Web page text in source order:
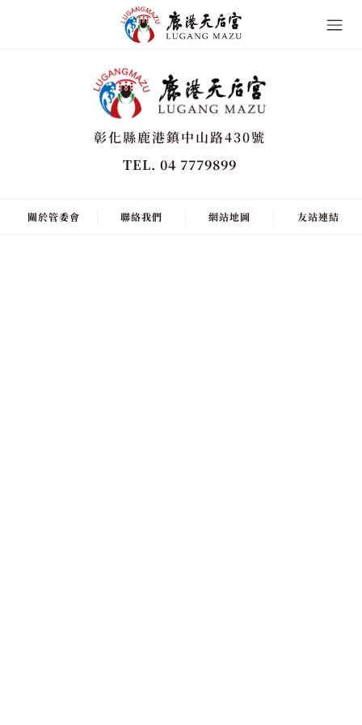
彰化縣鹿港鎮中山路430號
TEL. 04 7779899
關於管委會 聯絡我們 網站地圖 友站連結